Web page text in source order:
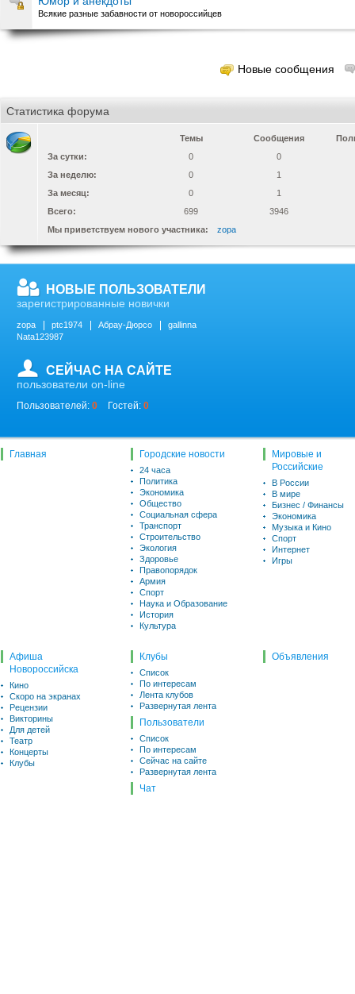
Всякие разные забавности от новороссийцев
Новые сообщения
Статистика форума
Темы Сообщения
За сутки:
0
0
За неделю:
0
1
За месяц:
0
1
Всего:
699
3946
Мы приветствуем нового участника:
zopa
НОВЫЕ ПОЛЬЗОВАТЕЛИ
зарегистрированные новички
zopa ptc1974 Абрау-Дюрсо
gallinna
Nata123987
СЕЙЧАС НА САЙТЕ
пользователи on-line
Пользователей: 0 Гостей: 0
Главная Городские новости
24 часа
Политика
Экономика
Общество
Социальная сфера
Транспорт
Строительство
Экология
Здоровье
Правопорядок
Армия
Спорт
Наука и Образование
История
Культура
Мировые и
Российские
В России
В мире
Бизнес / Финансы
Экономика
Музыка и Кино
Спорт
Интернет
Игры
Афиша
Новороссийска
Кино
Скоро на экранах
Рецензии
Викторины
Для детей
Театр
Концерты
Клубы
Клубы
Список
По интересам
Лента клубов
Развернутая лента
Пользователи
Список
По интересам
Сейчас на сайте
Развернутая лента
Чат
Объявления